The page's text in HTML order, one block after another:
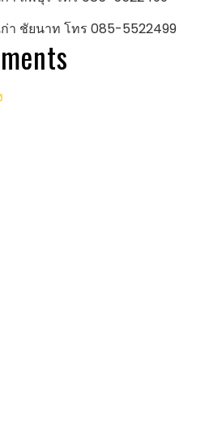
า ชัยนาท โทร 085-5522499